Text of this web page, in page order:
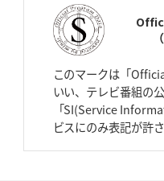
スピアーズ、王者撃破で再奪首
2026年3月26日(木)更新
2026年3月19日(木)更新
ワイルドナイツ、土壇場逆転の
このマークは「
いい、テレビ番組の
「SI(Service
ビスにのみ表記が許